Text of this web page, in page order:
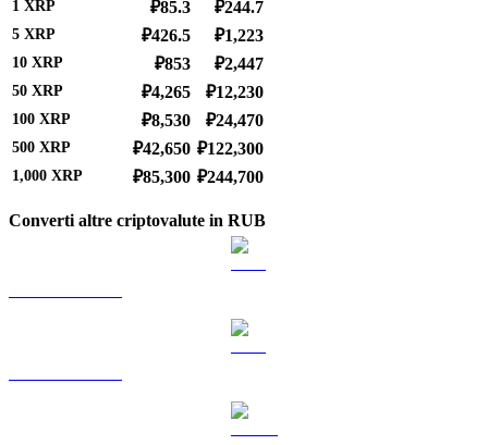
1 XRP ₽85.3 ₽244.7
5 XRP ₽426.5 ₽1,223
10 XRP ₽853 ₽2,447
50 XRP ₽4,265 ₽12,230
100 XRP ₽8,530 ₽24,470
500 XRP ₽42,650 ₽122,300
1,000 XRP ₽85,300 ₽244,700
Converti altre criptovalute in RUB